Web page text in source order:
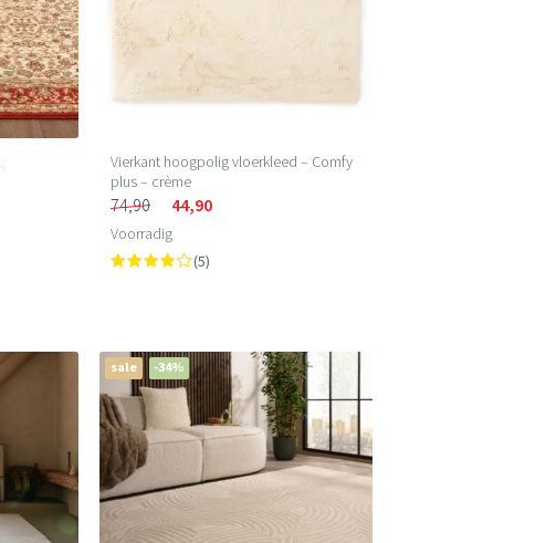
Vierkant hoogpolig vloerkleed – Comfy
plus – crème
74,90 44,90
Voorradig
(5)
sale -34%